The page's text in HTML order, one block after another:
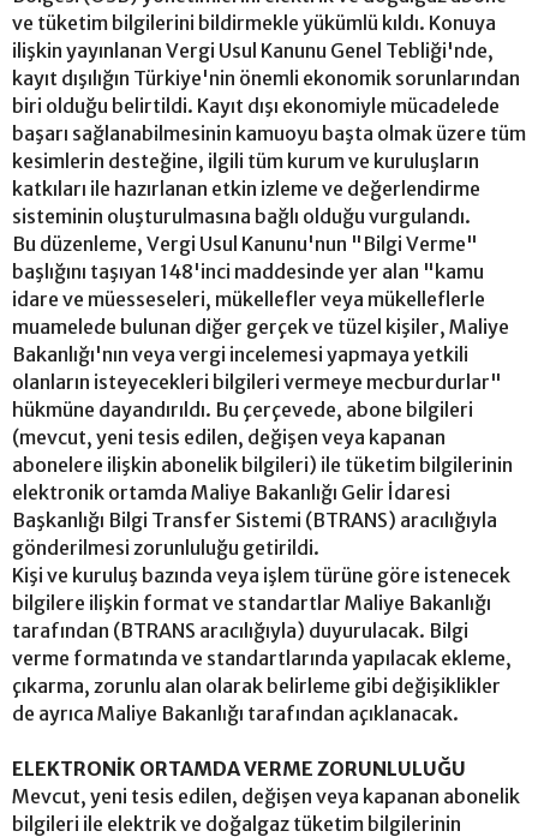
ve tüketim bilgilerini bildirmekle yükümlü kıldı. Konuya
ilişkin yayınlanan Vergi Usul Kanunu Genel Tebliği'nde,
kayıt dışılığın Türkiye'nin önemli ekonomik sorunlarından
biri olduğu belirtildi. Kayıt dışı ekonomiyle mücadelede
başarı sağlanabilmesinin kamuoyu başta olmak üzere tüm
kesimlerin desteğine, ilgili tüm kurum ve kuruluşların
katkıları ile hazırlanan etkin izleme ve değerlendirme
sisteminin oluşturulmasına bağlı olduğu vurgulandı.
Bu düzenleme, Vergi Usul Kanunu'nun "Bilgi Verme"
başlığını taşıyan 148'inci maddesinde yer alan "kamu
idare ve müesseseleri, mükellefler veya mükelleflerle
muamelede bulunan diğer gerçek ve tüzel kişiler, Maliye
Bakanlığı'nın veya vergi incelemesi yapmaya yetkili
olanların isteyecekleri bilgileri vermeye mecburdurlar"
hükmüne dayandırıldı. Bu çerçevede, abone bilgileri
(mevcut, yeni tesis edilen, değişen veya kapanan
abonelere ilişkin abonelik bilgileri) ile tüketim bilgilerinin
elektronik ortamda Maliye Bakanlığı Gelir İdaresi
Başkanlığı Bilgi Transfer Sistemi (BTRANS) aracılığıyla
gönderilmesi zorunluluğu getirildi.
Kişi ve kuruluş bazında veya işlem türüne göre istenecek
bilgilere ilişkin format ve standartlar Maliye Bakanlığı
tarafından (BTRANS aracılığıyla) duyurulacak. Bilgi
verme formatında ve standartlarında yapılacak ekleme,
çıkarma, zorunlu alan olarak belirleme gibi değişiklikler
de ayrıca Maliye Bakanlığı tarafından açıklanacak.
ELEKTRONİK ORTAMDA VERME ZORUNLULUĞU
Mevcut, yeni tesis edilen, değişen veya kapanan abonelik
bilgileri ile elektrik ve doğalgaz tüketim bilgilerinin